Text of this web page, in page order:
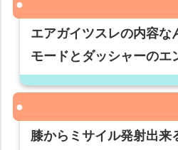
エアガイツスレの内容な
モードとダッシャーの
膝からミサイル発射出来